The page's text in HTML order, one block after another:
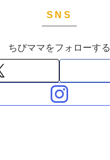
SNS
ちびママをフォローする